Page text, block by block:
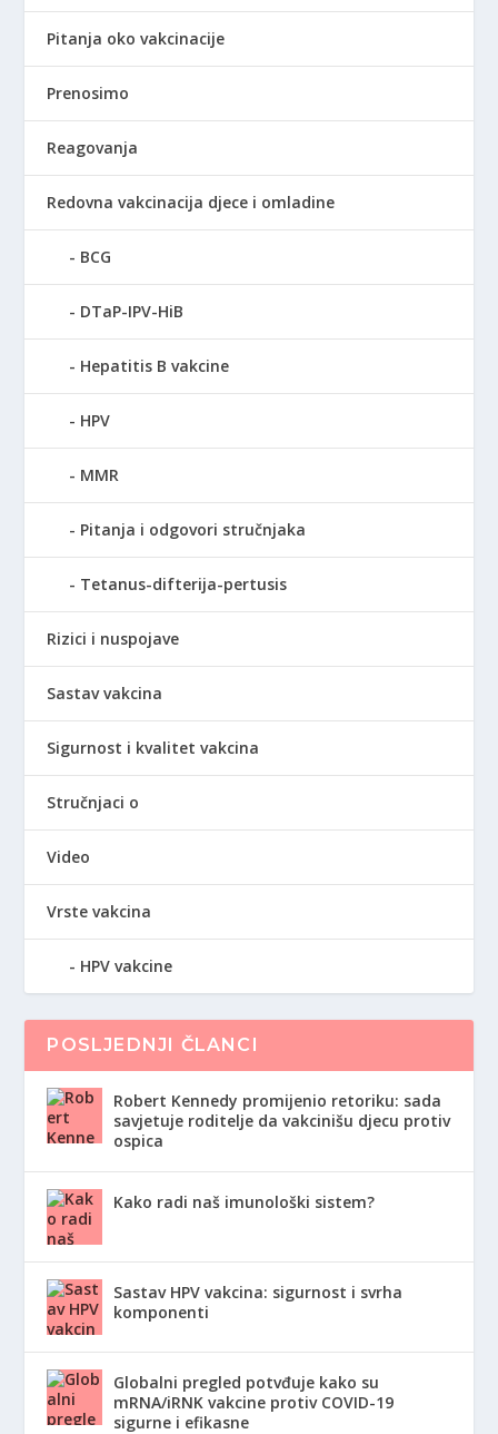
Pitanja oko vakcinacije
Prenosimo
Reagovanja
Redovna vakcinacija djece i omladine
BCG
DTaP-IPV-HiB
Hepatitis B vakcine
HPV
MMR
Pitanja i odgovori stručnjaka
Tetanus-difterija-pertusis
Rizici i nuspojave
Sastav vakcina
Sigurnost i kvalitet vakcina
Stručnjaci o
Video
Vrste vakcina
HPV vakcine
POSLJEDNJI ČLANCI
Robert Kennedy promijenio retoriku: sada
savjetuje roditelje da vakcinišu djecu protiv
ospica
Kako radi naš imunološki sistem?
Sastav HPV vakcina: sigurnost i svrha
komponenti
Globalni pregled potvđuje kako su
mRNA/iRNK vakcine protiv COVID-19
sigurne i efikasne